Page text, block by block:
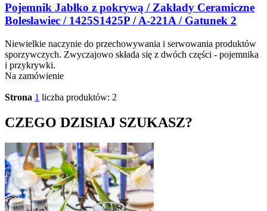
Pojemnik Jabłko z pokrywą / Zakłady Ceramiczne
Bolesławiec / 1425S1425P / A-221A / Gatunek 2
Niewielkie naczynie do przechowywania i serwowania produktów
sporzywczych. Zwyczajowo składa się z dwóch części - pojemnika
i przykrywki.
Na zamówienie
Strona 1 liczba produktów: 2
CZEGO DZISIAJ SZUKASZ?